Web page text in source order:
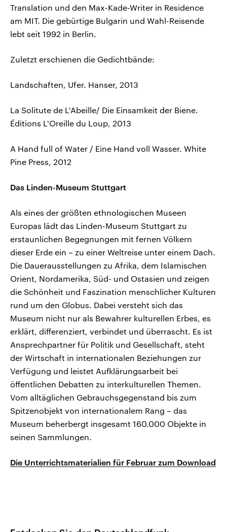
Translation und den Max-Kade-Writer in Residence
am MIT. Die gebürtige Bulgarin und Wahl-Reisende
lebt seit 1992 in Berlin.
Zuletzt erschienen die Gedichtbände:
Landschaften, Ufer. Hanser, 2013
La Solitute de L'Abeille/ Die Einsamkeit der Biene.
Éditions L'Oreille du Loup, 2013
A Hand full of Water / Eine Hand voll Wasser. White
Pine Press, 2012
Das Linden-Museum Stuttgart
Als eines der größten ethnologischen Museen
Europas lädt das Linden-Museum Stuttgart zu
erstaunlichen Begegnungen mit fernen Völkern
dieser Erde ein – zu einer Weltreise unter einem Dach.
Die Dauerausstellungen zu Afrika, dem Islamischen
Orient, Nordamerika, Süd- und Ostasien und zeigen
die Schönheit und Faszination menschlicher Kulturen
rund um den Globus. Dabei versteht sich das
Museum nicht nur als Bewahrer kulturellen Erbes, es
erklärt, differenziert, verbindet und überrascht. Es ist
Ansprechpartner für Politik und Gesellschaft, steht
der Wirtschaft in internationalen Beziehungen zur
Verfügung und leistet Aufklärungsarbeit bei
öffentlichen Debatten zu interkulturellen Themen.
Vom alltäglichen Gebrauchsgegenstand bis zum
Spitzenobjekt von internationalem Rang – das
Museum beherbergt insgesamt 160.000 Objekte in
seinen Sammlungen.
Die Unterrichtsmaterialien für Februar zum Download